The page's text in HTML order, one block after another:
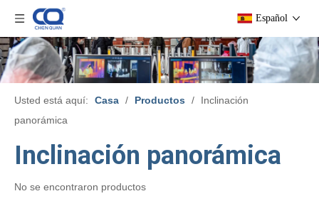
Español
Usted está aquí: Casa / Productos /
Inclinación
panorámica
Inclinación panorámica
No se encontraron productos